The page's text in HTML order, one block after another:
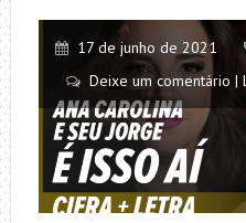
17 de junho de 2021
Deixe um comentário |